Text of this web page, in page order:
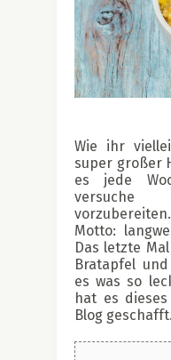
Wie ihr
super großer
es jede
Motto:
Das letzte
Bratapfel
es was so
hat es
Blog geschafft.